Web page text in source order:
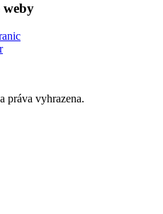
weby
práva vyhrazena.